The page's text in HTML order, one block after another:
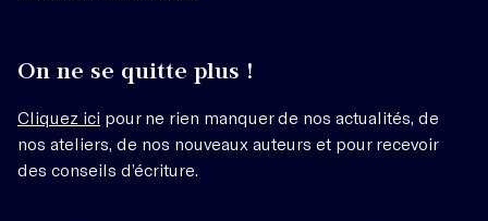
On ne se quitte plus !
Cliquez ici pour ne rien manquer de nos actualités, de
nos ateliers, de nos nouveaux auteurs et pour recevoir
des conseils d’écriture.